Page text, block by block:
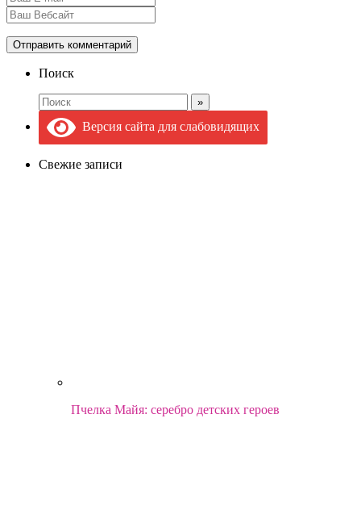
Поиск
Версия сайта для слабовидящих
Свежие записи
Пчелка Майя: серебро детских героев